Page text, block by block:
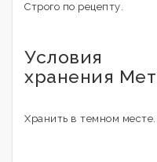
Строго по рецепту.
Условия
хранения
Хранить в темном месте.